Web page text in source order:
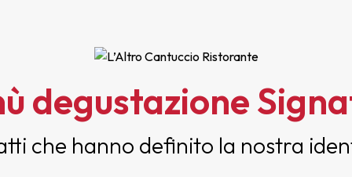
degustazione
che hanno definito la nostra